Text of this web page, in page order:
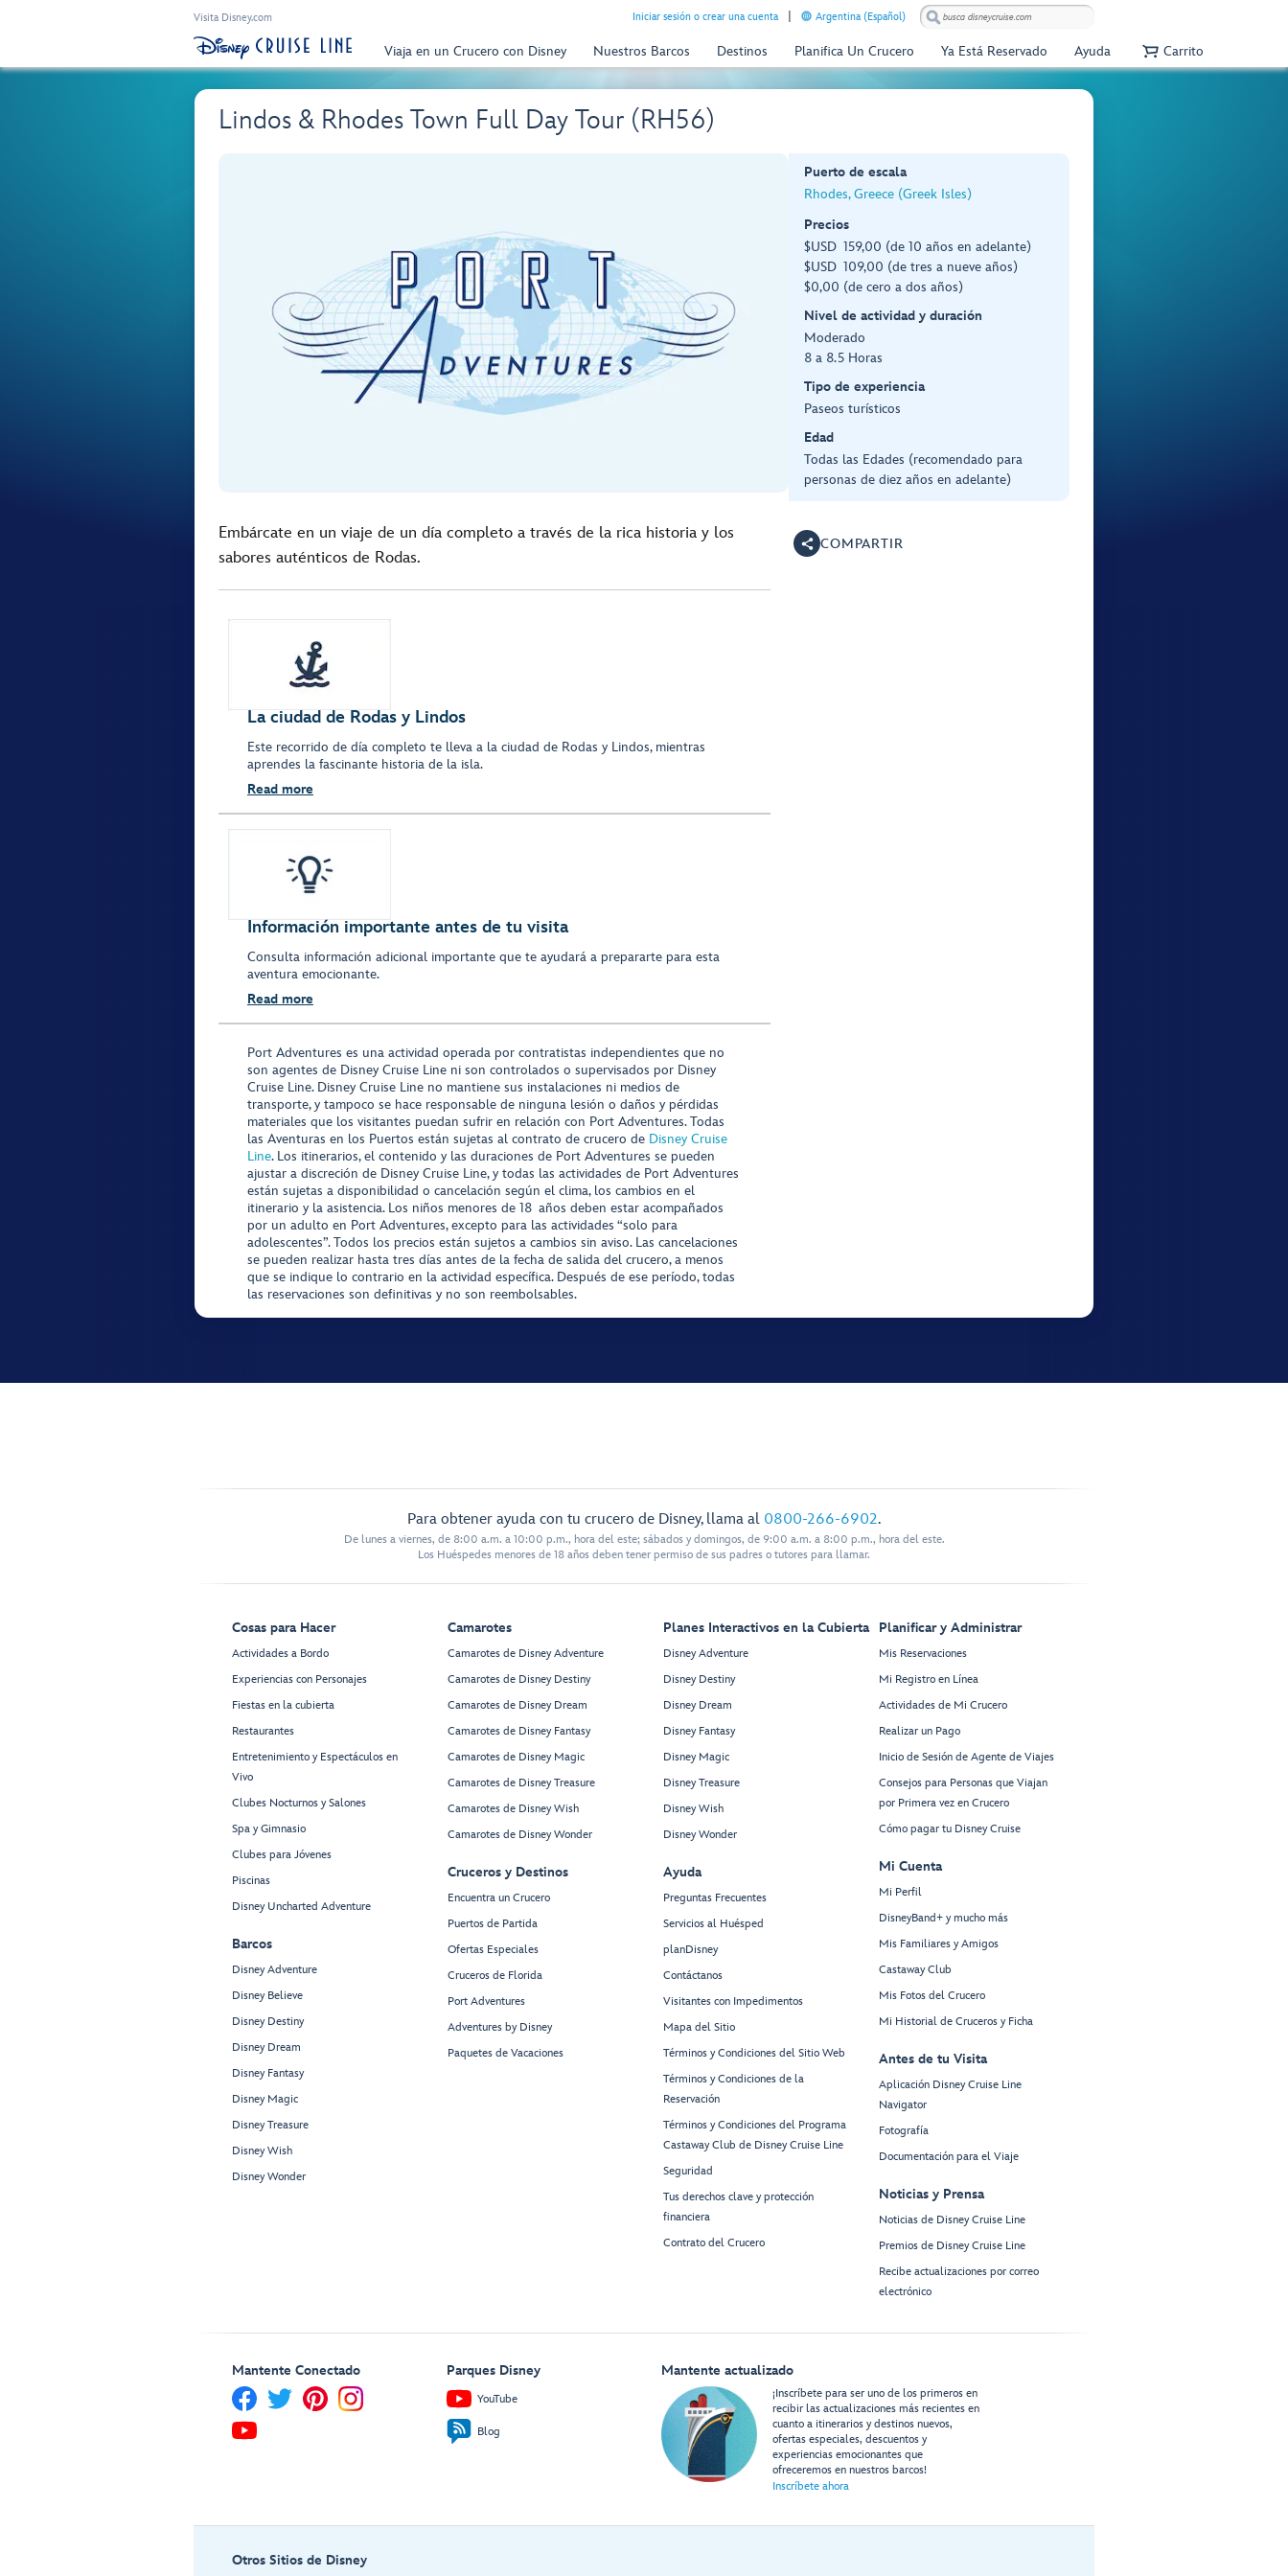
Visita Disney.com Iniciar sesión o crear una cuenta Argentina (Español)
Viaja en un Crucero con Disney Nuestros Barcos Destinos Planifica Un Crucero Ya Está Reservado Ayuda Carrito
Lindos & Rhodes Town Full Day Tour (RH56)
Puerto de escala
Rhodes, Greece (Greek Isles)
Precios
$USD 159,00 (de 10 años en adelante)
$USD 109,00 (de tres a nueve años)
$0,00 (de cero a dos años)
Nivel de actividad y duración
Moderado
8 a 8.5 Horas
Tipo de experiencia
Paseos turísticos
Edad
Todas las Edades (recomendado para
personas de diez años en adelante)
Embárcate en un viaje de un día completo a través de la rica historia y los
sabores auténticos de Rodas.
La ciudad de Rodas y Lindos
Este recorrido de día completo te lleva a la ciudad de Rodas y Lindos, mientras
aprendes la fascinante historia de la isla.
Read more
Información importante antes de tu visita
Consulta información adicional importante que te ayudará a prepararte para esta
aventura emocionante.
Read more
Port Adventures es una actividad operada por contratistas independientes que no
son agentes de Disney Cruise Line ni son controlados o supervisados por Disney
Cruise Line. Disney Cruise Line no mantiene sus instalaciones ni medios de
transporte, y tampoco se hace responsable de ninguna lesión o daños y pérdidas
materiales que los visitantes puedan sufrir en relación con Port Adventures. Todas
las Aventuras en los Puertos están sujetas al contrato de crucero de Disney Cruise
Line. Los itinerarios, el contenido y las duraciones de Port Adventures se pueden
ajustar a discreción de Disney Cruise Line, y todas las actividades de Port Adventures
están sujetas a disponibilidad o cancelación según el clima, los cambios en el
itinerario y la asistencia. Los niños menores de 18 años deben estar acompañados
por un adulto en Port Adventures, excepto para las actividades “solo para
adolescentes”. Todos los precios están sujetos a cambios sin aviso. Las cancelaciones
se pueden realizar hasta tres días antes de la fecha de salida del crucero, a menos
que se indique lo contrario en la actividad específica. Después de ese período, todas
las reservaciones son definitivas y no son reembolsables.
COMPARTIR
Para obtener ayuda con tu crucero de Disney, llama al 0800-266-6902.
De lunes a viernes, de 8:00 a.m. a 10:00 p.m., hora del este; sábados y domingos, de 9:00 a.m. a 8:00 p.m., hora del este.
Los Huéspedes menores de 18 años deben tener permiso de sus padres o tutores para llamar.
Cosas para Hacer
Actividades a Bordo
Experiencias con Personajes
Fiestas en la cubierta
Restaurantes
Entretenimiento y Espectáculos en
Vivo
Clubes Nocturnos y Salones
Spa y Gimnasio
Clubes para Jóvenes
Piscinas
Disney Uncharted Adventure
Barcos
Disney Adventure
Disney Believe
Disney Destiny
Disney Dream
Disney Fantasy
Disney Magic
Disney Treasure
Disney Wish
Disney Wonder
Camarotes
Camarotes de Disney Adventure
Camarotes de Disney Destiny
Camarotes de Disney Dream
Camarotes de Disney Fantasy
Camarotes de Disney Magic
Camarotes de Disney Treasure
Camarotes de Disney Wish
Camarotes de Disney Wonder
Cruceros y Destinos
Encuentra un Crucero
Puertos de Partida
Ofertas Especiales
Cruceros de Florida
Port Adventures
Adventures by Disney
Paquetes de Vacaciones
Planes Interactivos en la Cubierta
Disney Adventure
Disney Destiny
Disney Dream
Disney Fantasy
Disney Magic
Disney Treasure
Disney Wish
Disney Wonder
Ayuda
Preguntas Frecuentes
Servicios al Huésped
planDisney
Contáctanos
Visitantes con Impedimentos
Mapa del Sitio
Términos y Condiciones del Sitio Web
Términos y Condiciones de la
Reservación
Términos y Condiciones del Programa
Castaway Club de Disney Cruise Line
Seguridad
Tus derechos clave y protección
financiera
Contrato del Crucero
Planificar y Administrar
Mis Reservaciones
Mi Registro en Línea
Actividades de Mi Crucero
Realizar un Pago
Inicio de Sesión de Agente de Viajes
Consejos para Personas que Viajan
por Primera vez en Crucero
Cómo pagar tu Disney Cruise
Mi Cuenta
Mi Perfil
DisneyBand+ y mucho más
Mis Familiares y Amigos
Castaway Club
Mis Fotos del Crucero
Mi Historial de Cruceros y Ficha
Antes de tu Visita
Aplicación Disney Cruise Line
Navigator
Fotografía
Documentación para el Viaje
Noticias y Prensa
Noticias de Disney Cruise Line
Premios de Disney Cruise Line
Recibe actualizaciones por correo
electrónico
Mantente Conectado Parques Disney
YouTube
Blog
Mantente actualizado
¡Inscríbete para ser uno de los primeros en
recibir las actualizaciones más recientes en
cuanto a itinerarios y destinos nuevos,
ofertas especiales, descuentos y
experiencias emocionantes que
ofreceremos en nuestros barcos!
Inscríbete ahora
Otros Sitios de Disney